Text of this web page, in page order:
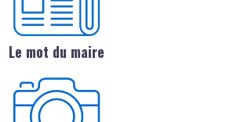
Le mot du maire